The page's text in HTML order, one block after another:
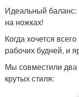
Идеальный баланс:
на ножках!
Когда хочется
рабочих будней, и
Мы совместили два
крутых стиля: